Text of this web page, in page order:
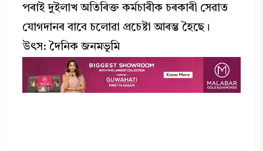
পৰাই দুইলাখ অতিৰিক্ত কৰ্মচাৰীক চৰকাৰী সেৱাত
যোগদানৰ বাবে চলোৱা প্ৰচেষ্টা আৰম্ভ হৈছে।
উৎস: দৈনিক জনমভূমি